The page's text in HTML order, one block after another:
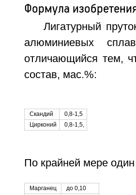
Формула
Лигатурный
алюминиевых
отличающийся тем,
состав, мас.%:
Скандий
0,8-1,5
Цирконий
0,8-1,5,
По крайней мере
Марганец
до 0,10